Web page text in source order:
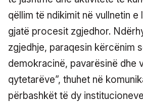
qëllim të ndikimit në vullnetin
gjatë procesit zgjedhor.
zgjedhje, paraqesin kërcënim
demokracinë, pavarësinë dhe
qytetarëve”, thuhet në
përbashkët të dy